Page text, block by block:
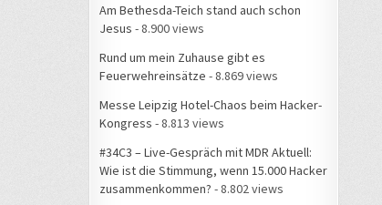
Am Bethesda-Teich stand auch schon
Jesus - 8.900 views
Rund um mein Zuhause gibt es
Feuerwehreinsätze - 8.869 views
Messe Leipzig Hotel-Chaos beim Hacker-
Kongress - 8.813 views
#34C3 – Live-Gespräch mit MDR Aktuell:
Wie ist die Stimmung, wenn 15.000 Hacker
zusammenkommen? - 8.802 views